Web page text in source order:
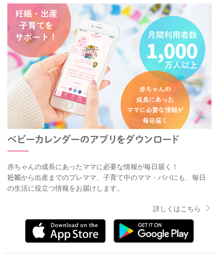
赤ちゃんの成長にあったママに必要な情報が毎日届く！
妊娠から出産までのプレママ、子育て中のママ・パパにも、毎日
の生活に役立つ情報をお届けします。
詳しくはこちら